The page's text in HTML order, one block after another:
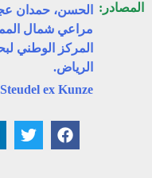
المصادر:
مراعي شمال
المركز الوطني
الرياض.
ex Kunze